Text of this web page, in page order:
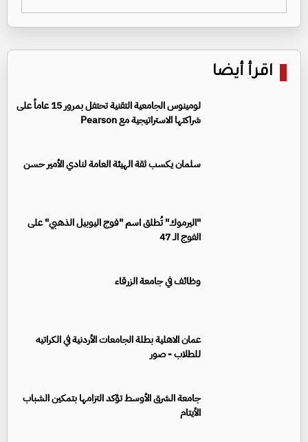
اقرأ أيضا
لومينوس الجامعية التقنية تحتفل بمرور 15 عاماً على
شراكتها الاستراتيجية مع Pearson
سلمان يكسب ثقة الهيئة العامة لنادي الأمير حسن
"اليرموك" تُطلق اسم "فوج اليوبيل الذهبي" على
الفوج الـ 47
وظائف في جامعة الزرقاء
عمان الاهلية بطلة الجامعات الأردنية في الكراتيه
للطلاب - صور
جامعة الشرق الأوسط تؤكد التزامها بتمكين الشباب
الأيتام